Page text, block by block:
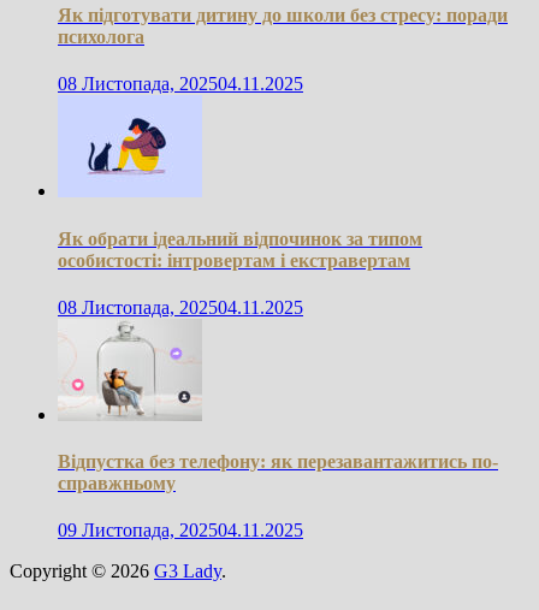
Як підготувати дитину до школи без стресу: поради
психолога
08 Листопада, 202504.11.2025
Як обрати ідеальний відпочинок за типом
особистості: інтровертам і екстравертам
08 Листопада, 202504.11.2025
Відпустка без телефону: як перезавантажитись по-
справжньому
09 Листопада, 202504.11.2025
Copyright © 2026 G3 Lady.